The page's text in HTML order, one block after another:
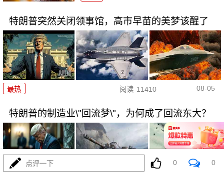
特朗普突然关闭领事馆，高市早苗的美梦该醒了
最热 阅读 11410 08-05
特朗普的制造业\"回流梦\"，为何成了回流东大？
点评一下 0 0